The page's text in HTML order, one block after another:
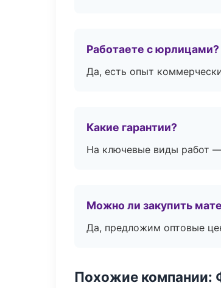
Работаете с юрлицами?
Да, есть опыт
Какие гарантии?
На ключевые виды работ
Можно ли закупить
Да, предложим оптовые
Похожие компании: